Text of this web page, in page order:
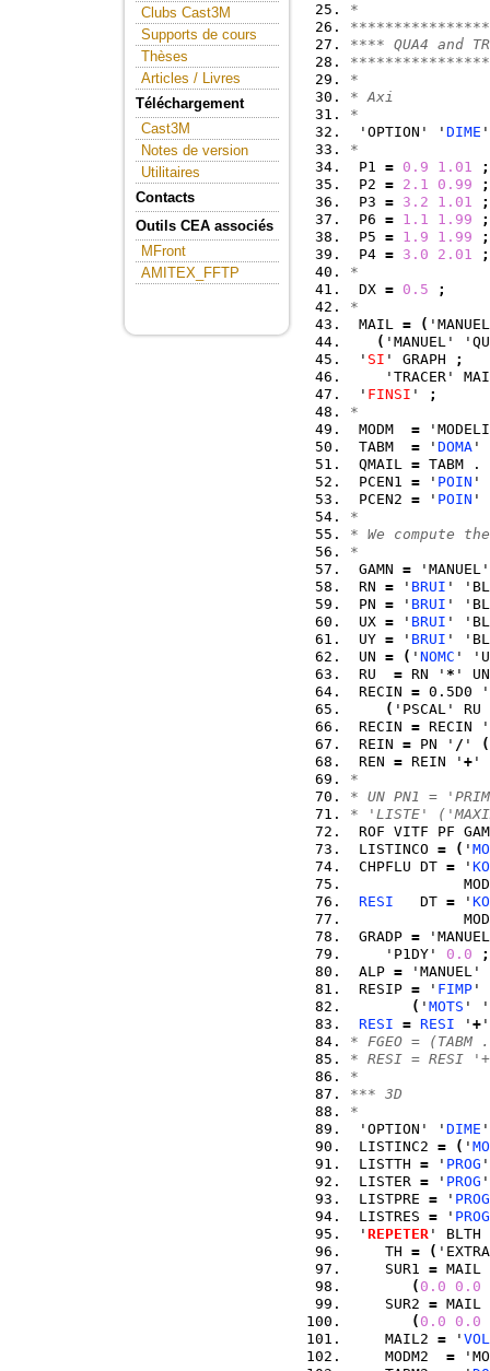
Clubs Cast3M
Supports de cours
Thèses
Articles / Livres
Téléchargement
Cast3M
Notes de version
Utilitaires
Contacts
Outils CEA associés
MFront
AMITEX_FFTP
*
**** QUA4 and
*
* Axi
*
'OPTION' ' DIME
*
P1 = 0.9 1.01
;
P2 = 2.1 0.99
;
P3 = 3.2 1.01
;
P6 = 1.1 1.99
;
P5 = 1.9 1.99
;
P4 = 3.0 2.01
;
*
DX = 0.5
;
*
MAIL = (
( 'MANUEL'
' SI ' GRAPH
;
'TRACER'
' FINSI '
;
*
MODM =
TABM = ' DOMA '
QMAIL = TABM
PCEN1 = ' POIN '
PCEN2 = ' POIN '
*
* We compute
*
GAMN =
RN = ' BRUI '
PN = ' BRUI '
UX = ' BRUI '
UY = ' BRUI '
UN = ( ' NOMC '
RU = RN ' * '
RECIN = 0.5D0 '
( 'PSCAL'
RECIN = RECIN '
REIN = PN ' / '
(
REN = REIN ' + '
*
* UN PN1 =
* 'LISTE'
ROF VITF PF
LISTINCO = ( '
CHPFLU DT = '
RESI
   DT
= '
GRADP =
    'P1DY'
0.0
;
ALP =
RESIP = ' FIMP '
( ' MOTS '
RESI = RESI ' +
* FGEO =
* RESI = RESI
*
*** 3D
*
'OPTION' ' DIME
LISTINC2 = ( '
LISTTH = ' PROG
LISTER = ' PROG
LISTPRE = ' PROG
LISTRES = ' PROG
' REPETER ' BLTH
    TH
= (
    SUR1
= MAIL
( 0.0
0.0
    SUR2
= MAIL
( 0.0
0.0
    MAIL2
= '
    MODM2
=